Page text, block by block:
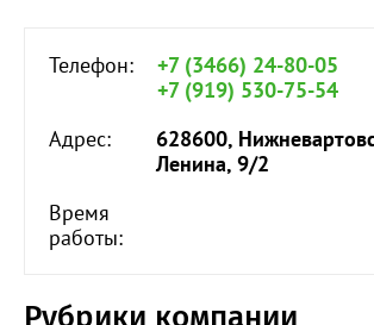
Телефон:
+7 (3466) 24-80-05
+7 (919) 530-75-54
Адрес:
628600,
Ленина, 9/2
Время
работы: